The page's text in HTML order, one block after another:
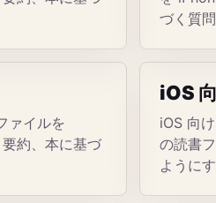
づく質
ァイルを
約、本に基づ
iOS
iOS 向
の読書
ように